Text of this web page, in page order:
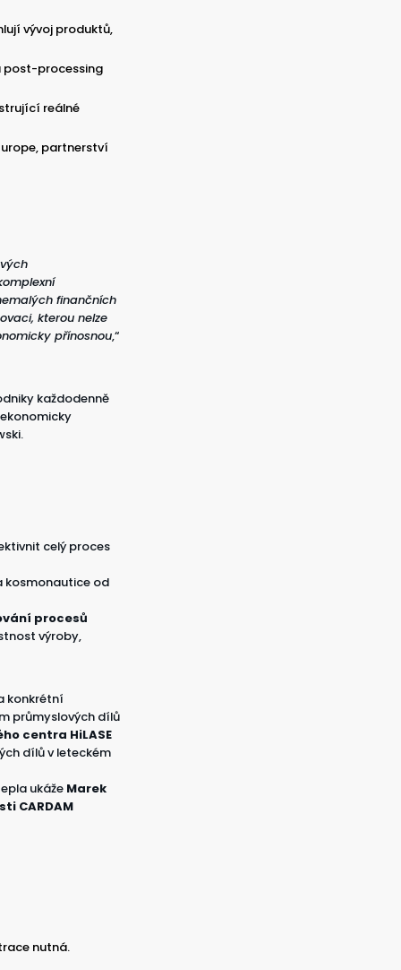
vývoj produktů,
post-processing
reálné
partnerství
finančních
kterou nelze
přínosnou,“
každodenně
celý proces
kosmonautice od
procesů
výroby,
konkrétní
průmyslových dílů
centra HiLASE
dílů v leteckém
ukáže Marek
CARDAM
nutná.